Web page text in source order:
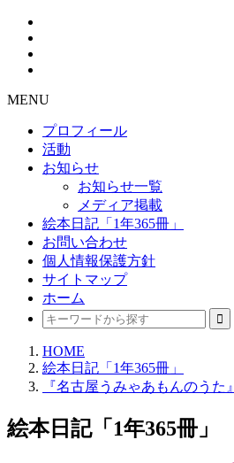
MENU
プロフィール
活動
お知らせ
お知らせ一覧
メディア掲載
絵本日記「1年365冊」
お問い合わせ
個人情報保護方針
サイトマップ
ホーム
HOME
絵本日記「1年365冊」
『名古屋うみゃあもんのうた』
絵本日記「1年365冊」